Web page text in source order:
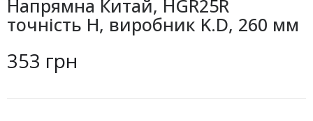
Напрямна Китай, HGR25R
точність H, виробник K.D, 260 мм
353 грн